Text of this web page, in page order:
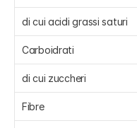
di cui acidi grassi saturi
Carboidrati
di cui zuccheri
Fibre